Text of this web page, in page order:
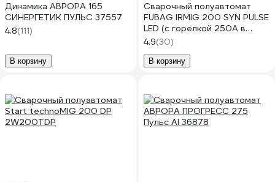
Динамика АВРОРА 165
СИНЕРГЕТИК ПУЛЬС 37557
4.8(111)
В корзину
Сварочный полуавтомат
FUBAG IRMIG 200 SYN PULSE
LED (с горелкой 250А в
комплекте) 646405
4.9(30)
В корзину